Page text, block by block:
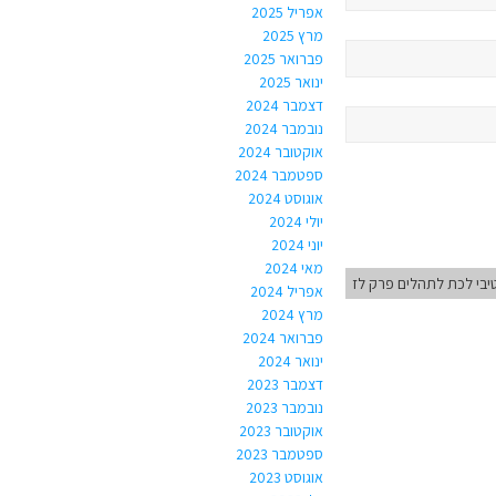
לכת לתהלים פרק לז
אפריל 2025
מרץ 2025
פברואר 2025
ינואר 2025
דצמבר 2024
נובמבר 2024
אוקטובר 2024
ספטמבר 2024
אוגוסט 2024
יולי 2024
יוני 2024
מאי 2024
אפריל 2024
מרץ 2024
פברואר 2024
ינואר 2024
דצמבר 2023
נובמבר 2023
אוקטובר 2023
ספטמבר 2023
אוגוסט 2023